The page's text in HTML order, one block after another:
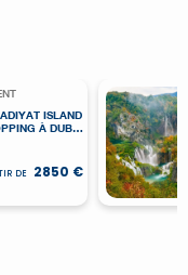
ISLAND
À DUBAÏ
DE 2850 €